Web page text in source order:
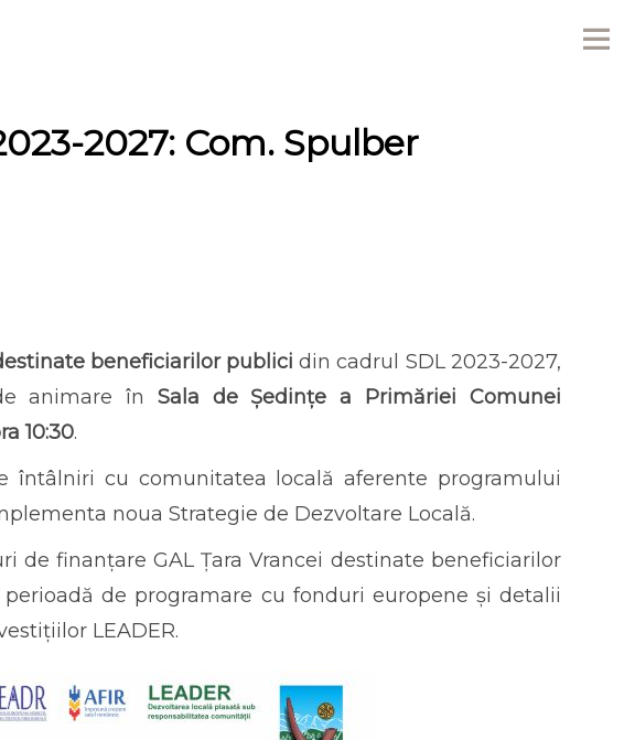
2027: Com. Spulber
beneficiarilor publici din cadrul SDL 2023-2027,
animare în Sala de Ședințe a Primăriei Comunei
10:30.
întâlniri cu comunitatea locală aferente programului
noua Strategie de Dezvoltare Locală.
de finanțare GAL Țara Vrancei destinate beneficiarilor
de programare cu fonduri europene și detalii
LEADER.